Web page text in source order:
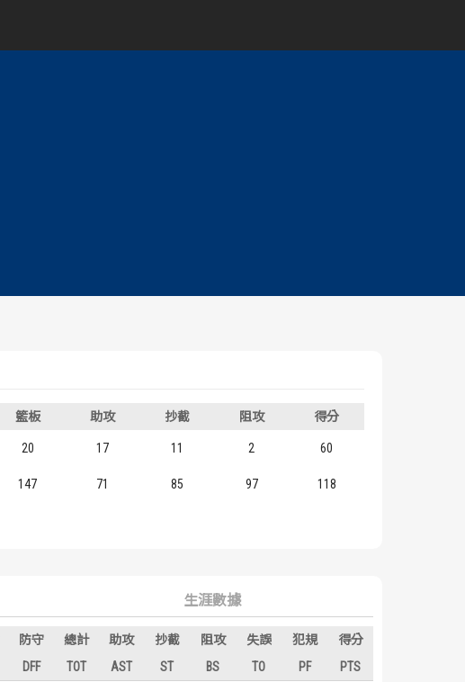
籃板 助攻 抄截 阻攻 得分
20 17 11 2 60
147 71 85 97 118
生涯數據
防守 總計 助攻 抄截 阻攻 失誤 犯規
得分
DFF TOT AST ST BS TO PF PTS